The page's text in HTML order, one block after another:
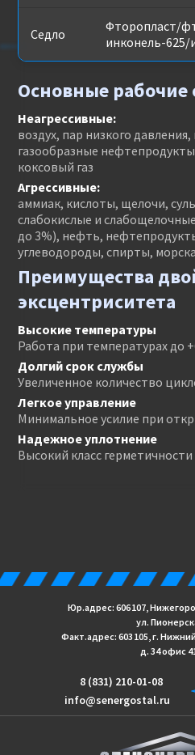
Седло
Фторопласт/
инконель-625/
Основные рабочие
Неагрессивные:
воздух, пар низкого
газообразные
коксовый газ
Агрессивные:
аммиак, кислоты, щелочи,
слабокислые и
до 3%), нефть,
углеводороды, спирты,
Преимущества
эксцентриситета
Высокие температуры
Работа при температурах до
Долгий срок службы
Увеличенное количество
Легкое управление
Минимальное усилие при
Надежное уплотнение
Высокий класс
info@senergostal.ru
8 (831) 210-01-08
Юр.адрес: 606 107,
ул.
Факт.адрес: 603 105, г.
д. 34 офис